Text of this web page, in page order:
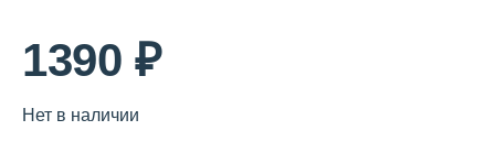
Доставка и оплата
Политика конфиденциальности
1390 ₽
Нет в наличии